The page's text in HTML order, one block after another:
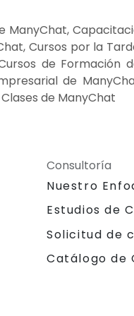
ManyChat,
Cursos por la
de Formación
de
de ManyChat
Consultoría
Nuestro
Estudios de
Solicitud de
Catálogo de